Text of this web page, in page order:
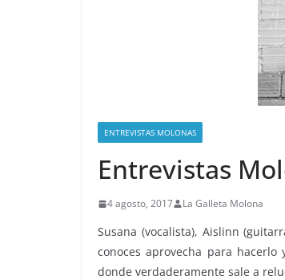
ENTREVISTAS MOLONAS
Entrevistas
4 agosto, 2017 La Galleta Molona
Susana (vocalista), Aislinn
conoces aprovecha para
donde verdaderamente sale a